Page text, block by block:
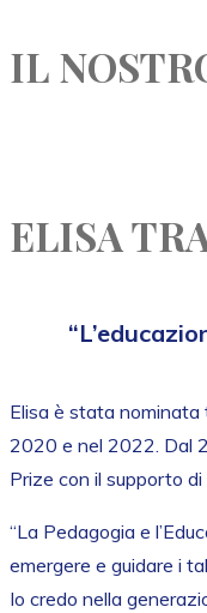
IL
ELISA
Elisa è stata nominata
2020 e nel 2022. Dal
Prize con il supporto di
“La Pedagogia e
emergere e guidare i
Io credo nella